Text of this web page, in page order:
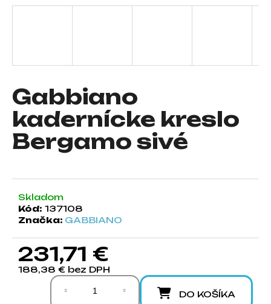
Gabbiano
kadernícke kreslo
Bergamo sivé
Skladom
Kód: 137108
Značka: GABBIANO
231,71 €
188,38 € bez DPH
Jednotková cena:
DO KOŠÍKA
ť
HĽADAŤ
d
p
r
ú
č